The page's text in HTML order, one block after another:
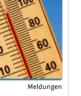
Meldungen